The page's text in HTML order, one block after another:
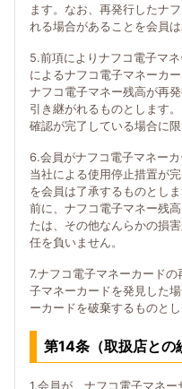
ます。なお、再発行したナ
れる場合があることを会員
5.前項によりナフコ電子マ
によるナフコ電子マネーカ
ナフコ電子マネー残高が再
引き継がれるものとします
確認が完了している場合に限
6.会員がナフコ電子マネー
当社による使用停止措置が
を会員は了承するものとし
前に、ナフコ電子マネー残
たは、その他なんらかの損
任を負いません。
7.ナフコ電子マネーカード
子マネーカードを発見した
ーカードを破棄するものとし
第14条（取扱店との
1.会員が、ナフコ電子マネ